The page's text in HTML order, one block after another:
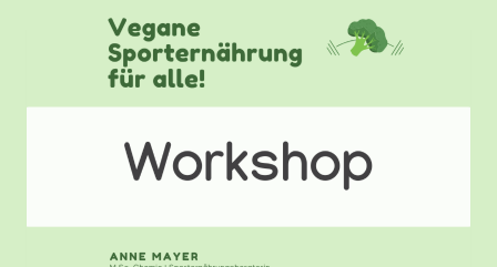
IN
DIE
VEGANE
SPORTERNÄHRUNG”
–
MÄRZ
2024